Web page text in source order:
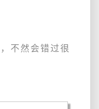
，不然会错过很